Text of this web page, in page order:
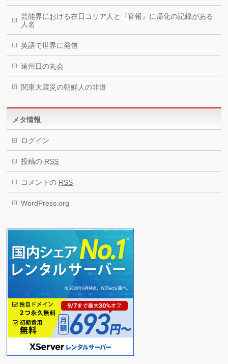
芸能界における在日コリア人と『官報』に帰化の記録がある
人名
英語で世界に発信
遠州日の丸会
関東大震災の朝鮮人の非道
メタ情報
ログイン
投稿の RSS
コメントの RSS
WordPress.org